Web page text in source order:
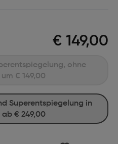
€ 149,00
ab € 249,00
um € 149,00